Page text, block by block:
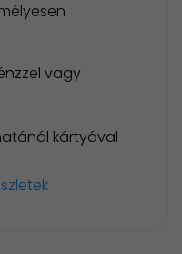
vagy
kártyával